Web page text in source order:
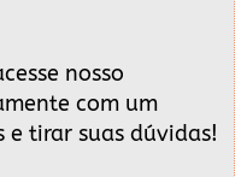
nosso
com um
tirar suas dúvidas!